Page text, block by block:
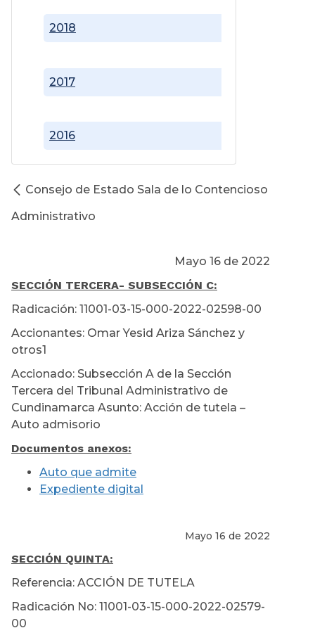
2016
2017
2018
Consejo de Estado Sala de lo Contencioso
Administrativo
Mayo 16 de 2022
SECCIÓN TERCERA- SUBSECCIÓN C:
Radicación: 11001-03-15-000-2022-02598-00
Accionantes: Omar Yesid Ariza Sánchez y
otros1
Accionado: Subsección A de la Sección
Tercera del Tribunal Administrativo de
Cundinamarca Asunto: Acción de tutela –
Auto admisorio
Documentos anexos:
Auto que admite
Expediente digital
Mayo 16 de 2022
SECCIÓN QUINTA:
Referencia: ACCIÓN DE TUTELA
Radicación No: 11001-03-15-000-2022-02579-
00